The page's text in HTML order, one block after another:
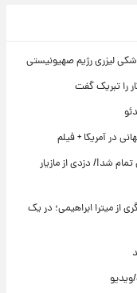
لیزری رژیم صهیونیستی
را تبریک گفت
در آمریکا + فیلم
تمام شد!/ دزدی از مازیار
از میترا ابراهیمی؛ در یک
ویدیو